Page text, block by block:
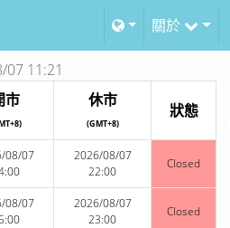
關於
07 11:21
市 休市
(GMT+8)
狀態
08/07
2026/08/07
22:00
Closed
08/07
2026/08/07
23:00
Closed